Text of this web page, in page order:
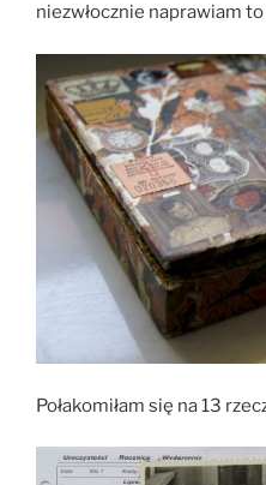
niezwłocznie naprawiam
Połakomiłam się na 13